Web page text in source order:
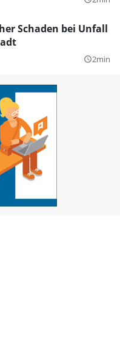
Schaden bei Unfall
query_builder2min